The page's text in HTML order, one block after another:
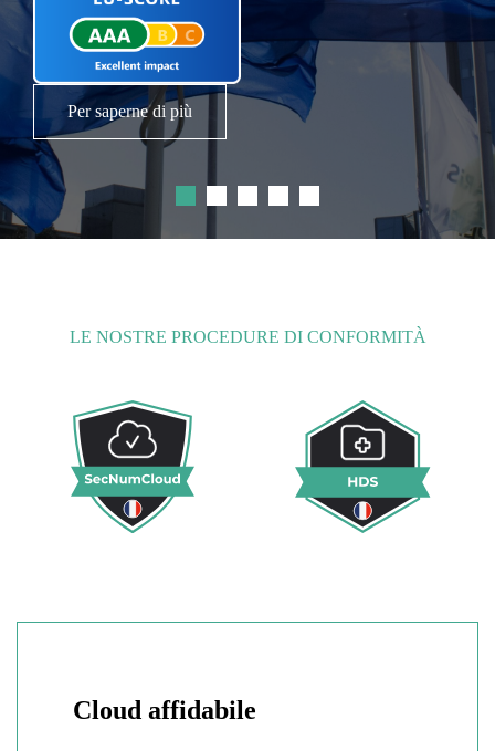
Per saperne di più
supportare la trasformazione delle
organizzazioni del settore pubblico.
Leggi il comunicato stampa
LE NOSTRE PROCEDURE DI CONFORMITÀ
Cloud affidabile